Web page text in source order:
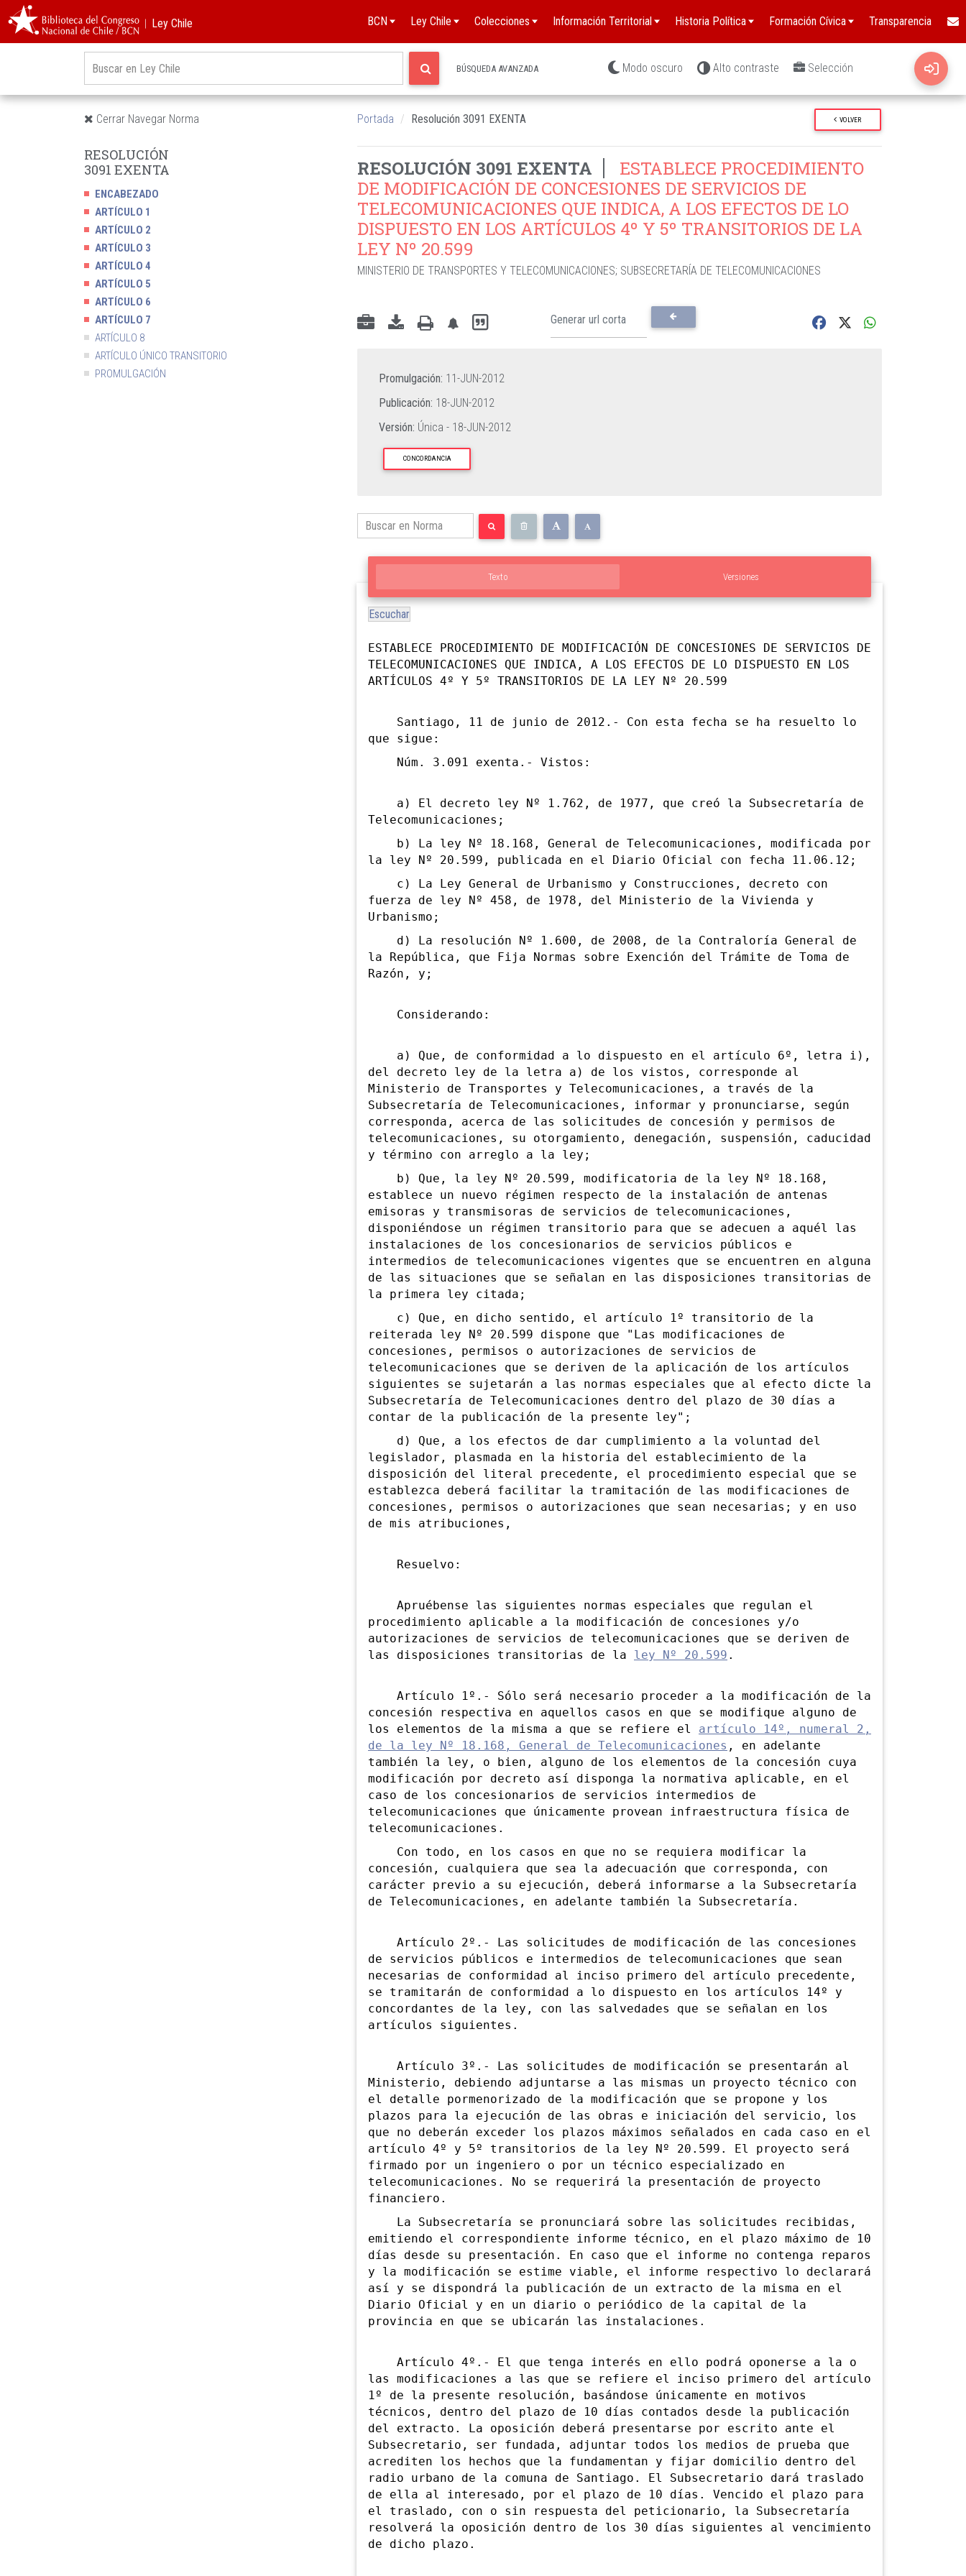
︱Ley Chile BCN Ley Chile Colecciones Información Territorial Historia Política Formación Cívica Transparencia
BÚSQUEDA AVANZADA Modo oscuro Alto contraste Selección
Cerrar Navegar Norma Portada Resolución 3091 EXENTA VOLVER
RESOLUCIÓN
3091 EXENTA
ENCABEZADO
ARTÍCULO 1
ARTÍCULO 2
ARTÍCULO 3
ARTÍCULO 4
ARTÍCULO 5
ARTÍCULO 6
ARTÍCULO 7
ARTÍCULO 8
ARTÍCULO ÚNICO TRANSITORIO
PROMULGACIÓN
RESOLUCIÓN 3091 EXENTA
ESTABLECE PROCEDIMIENTO
DE MODIFICACIÓN DE CONCESIONES DE SERVICIOS DE
TELECOMUNICACIONES QUE INDICA, A LOS EFECTOS DE LO
DISPUESTO EN LOS ARTÍCULOS 4º Y 5º TRANSITORIOS DE LA
LEY Nº 20.599
MINISTERIO DE TRANSPORTES Y TELECOMUNICACIONES; SUBSECRETARÍA DE TELECOMUNICACIONES
Promulgación: 11-JUN-2012
Publicación: 18-JUN-2012
Versión: Única - 18-JUN-2012
CONCORDANCIA
Texto Versiones
Escuchar
ESTABLECE PROCEDIMIENTO DE MODIFICACIÓN DE CONCESIONES DE SERVICIOS DE
TELECOMUNICACIONES QUE INDICA, A LOS EFECTOS DE LO DISPUESTO EN LOS
ARTÍCULOS 4º Y 5º TRANSITORIOS DE LA LEY Nº 20.599
Santiago, 11 de junio de 2012.- Con esta fecha se ha resuelto lo
que sigue:
Núm. 3.091 exenta.- Vistos:
a) El decreto ley Nº 1.762, de 1977, que creó la Subsecretaría de
Telecomunicaciones;
b) La ley Nº 18.168, General de Telecomunicaciones, modificada por
la ley Nº 20.599, publicada en el Diario Oficial con fecha 11.06.12;
c) La Ley General de Urbanismo y Construcciones, decreto con
fuerza de ley Nº 458, de 1978, del Ministerio de la Vivienda y
Urbanismo;
d) La resolución Nº 1.600, de 2008, de la Contraloría General de
la República, que Fija Normas sobre Exención del Trámite de Toma de
Razón, y;
Considerando:
a) Que, de conformidad a lo dispuesto en el artículo 6º, letra i),
del decreto ley de la letra a) de los vistos, corresponde al
Ministerio de Transportes y Telecomunicaciones, a través de la
Subsecretaría de Telecomunicaciones, informar y pronunciarse, según
corresponda, acerca de las solicitudes de concesión y permisos de
telecomunicaciones, su otorgamiento, denegación, suspensión, caducidad
y término con arreglo a la ley;
b) Que, la ley Nº 20.599, modificatoria de la ley Nº 18.168,
establece un nuevo régimen respecto de la instalación de antenas
emisoras y transmisoras de servicios de telecomunicaciones,
disponiéndose un régimen transitorio para que se adecuen a aquél las
instalaciones de los concesionarios de servicios públicos e
intermedios de telecomunicaciones vigentes que se encuentren en alguna
de las situaciones que se señalan en las disposiciones transitorias de
la primera ley citada;
c) Que, en dicho sentido, el artículo 1º transitorio de la
reiterada ley Nº 20.599 dispone que "Las modificaciones de
concesiones, permisos o autorizaciones de servicios de
telecomunicaciones que se deriven de la aplicación de los artículos
siguientes se sujetarán a las normas especiales que al efecto dicte la
Subsecretaría de Telecomunicaciones dentro del plazo de 30 días a
contar de la publicación de la presente ley";
d) Que, a los efectos de dar cumplimiento a la voluntad del
legislador, plasmada en la historia del establecimiento de la
disposición del literal precedente, el procedimiento especial que se
establezca deberá facilitar la tramitación de las modificaciones de
concesiones, permisos o autorizaciones que sean necesarias; y en uso
de mis atribuciones,
Resuelvo:
Apruébense las siguientes normas especiales que regulan el
procedimiento aplicable a la modificación de concesiones y/o
autorizaciones de servicios de telecomunicaciones que se deriven de
las disposiciones transitorias de la ley Nº 20.599 .
Artículo 1º.- Sólo será necesario proceder a la modificación de la
concesión respectiva en aquellos casos en que se modifique alguno de
los elementos de la misma a que se refiere el artículo 14º, numeral 2,
de la ley Nº 18.168, General de Telecomunicaciones , en adelante
también la ley, o bien, alguno de los elementos de la concesión cuya
modificación por decreto así disponga la normativa aplicable, en el
caso de los concesionarios de servicios intermedios de
telecomunicaciones que únicamente provean infraestructura física de
telecomunicaciones.
Con todo, en los casos en que no se requiera modificar la
concesión, cualquiera que sea la adecuación que corresponda, con
carácter previo a su ejecución, deberá informarse a la Subsecretaría
de Telecomunicaciones, en adelante también la Subsecretaría.
Artículo 2º.- Las solicitudes de modificación de las concesiones
de servicios públicos e intermedios de telecomunicaciones que sean
necesarias de conformidad al inciso primero del artículo precedente,
se tramitarán de conformidad a lo dispuesto en los artículos 14º y
concordantes de la ley, con las salvedades que se señalan en los
artículos siguientes.
Artículo 3º.- Las solicitudes de modificación se presentarán al
Ministerio, debiendo adjuntarse a las mismas un proyecto técnico con
el detalle pormenorizado de la modificación que se propone y los
plazos para la ejecución de las obras e iniciación del servicio, los
que no deberán exceder los plazos máximos señalados en cada caso en el
artículo 4º y 5º transitorios de la ley Nº 20.599. El proyecto será
firmado por un ingeniero o por un técnico especializado en
telecomunicaciones. No se requerirá la presentación de proyecto
financiero.
La Subsecretaría se pronunciará sobre las solicitudes recibidas,
emitiendo el correspondiente informe técnico, en el plazo máximo de 10
días desde su presentación. En caso que el informe no contenga reparos
y la modificación se estime viable, el informe respectivo lo declarará
así y se dispondrá la publicación de un extracto de la misma en el
Diario Oficial y en un diario o periódico de la capital de la
provincia en que se ubicarán las instalaciones.
Artículo 4º.- El que tenga interés en ello podrá oponerse a la o
las modificaciones a las que se refiere el inciso primero del artículo
1º de la presente resolución, basándose únicamente en motivos
técnicos, dentro del plazo de 10 días contados desde la publicación
del extracto. La oposición deberá presentarse por escrito ante el
Subsecretario, ser fundada, adjuntar todos los medios de prueba que
acrediten los hechos que la fundamentan y fijar domicilio dentro del
radio urbano de la comuna de Santiago. El Subsecretario dará traslado
de ella al interesado, por el plazo de 10 días. Vencido el plazo para
el traslado, con o sin respuesta del peticionario, la Subsecretaría
resolverá la oposición dentro de los 30 días siguientes al vencimiento
de dicho plazo.